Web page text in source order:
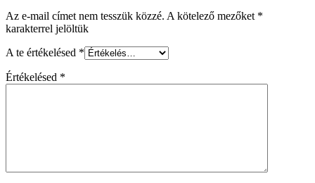
Az e-mail címet nem tesszük közzé. A kötelező mezőket *
karakterrel jelöltük
A te értékelésed *
Értékelésed *